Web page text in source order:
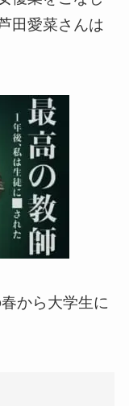
田愛菜さんは
から大学生に